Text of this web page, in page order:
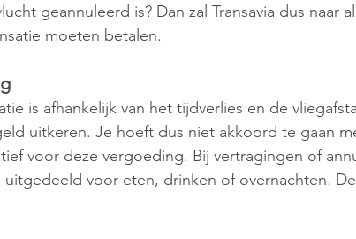
geannuleerd is? Dan zal Transavia dus naar
moeten betalen.
is afhankelijk van het tijdverlies en de
uitkeren. Je hoeft dus niet akkoord te gaan
voor deze vergoeding. Bij vertragingen of
voor eten, drinken of overnachten.